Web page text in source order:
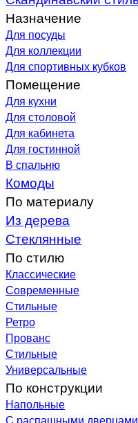
Назначение
Для посуды
Для коллекции
Для спортивных кубков
Помещение
Для кухни
Для столовой
Для кабинета
Для гостинной
В спальню
Комоды
По материалу
Из дерева
Стеклянные
По стилю
Классические
Современные
Стильные
Ретро
Прованс
Стильные
Универсальные
По конструкции
Напольные